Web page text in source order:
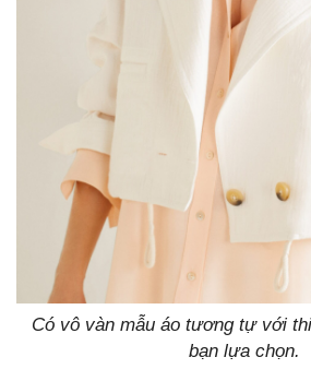
Có vô vàn mẫu áo tương tự với
bạn lựa chọn.